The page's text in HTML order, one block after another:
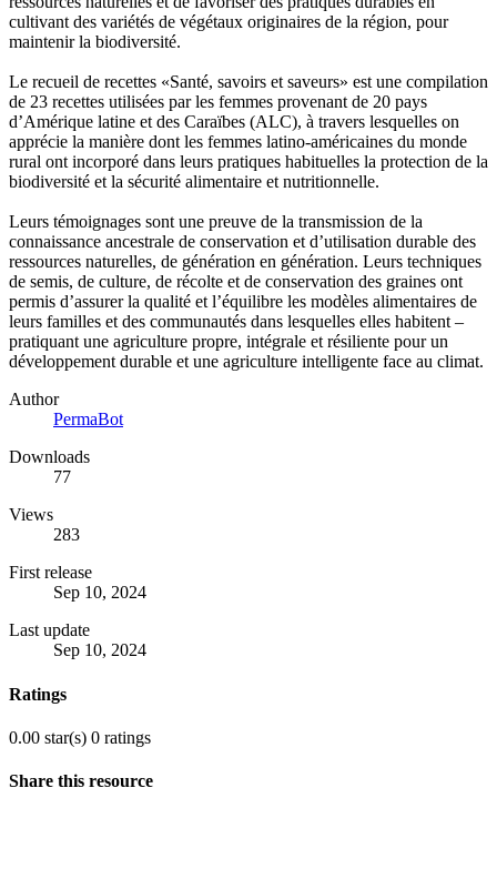
cultivant des variétés de végétaux originaires de la région, pour
maintenir la biodiversité.
Le recueil de recettes «Santé, savoirs et saveurs» est une compilation
de 23 recettes utilisées par les femmes provenant de 20 pays
d’Amérique latine et des Caraïbes (ALC), à travers lesquelles on
apprécie la manière dont les femmes latino-américaines du monde
rural ont incorporé dans leurs pratiques habituelles la protection de la
biodiversité et la sécurité alimentaire et nutritionnelle.
Leurs témoignages sont une preuve de la transmission de la
connaissance ancestrale de conservation et d’utilisation durable des
ressources naturelles, de génération en génération. Leurs techniques
de semis, de culture, de récolte et de conservation des graines ont
permis d’assurer la qualité et l’équilibre les modèles alimentaires de
leurs familles et des communautés dans lesquelles elles habitent –
pratiquant une agriculture propre, intégrale et résiliente pour un
développement durable et une agriculture intelligente face au climat.
Author
PermaBot
Downloads
77
Views
283
First release
Sep 10, 2024
Last update
Sep 10, 2024
Ratings
0.00 star(s) 0 ratings
Share this resource